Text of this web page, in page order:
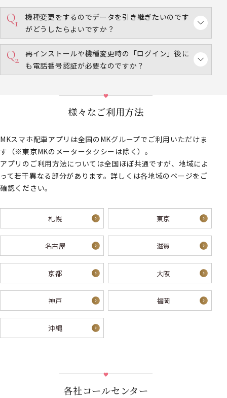
機種変更をするのでデータを引き継ぎたいのです
がどうしたらよいですか？
再インストールや機種変更時の「ログイン」後に
も電話番号認証が必要なのですか？
様々なご利用方法
MKスマホ配車アプリは全国のMKグループでご利用いただけま
す（※東京MKのメータータクシーは除く）。
アプリのご利用方法については全国ほぼ共通ですが、地域によ
って若干異なる部分があります。詳しくは各地域のページをご
確認ください。
札幌 東京
名古屋 滋賀
京都 大阪
神戸 福岡
沖縄
各社コールセンター